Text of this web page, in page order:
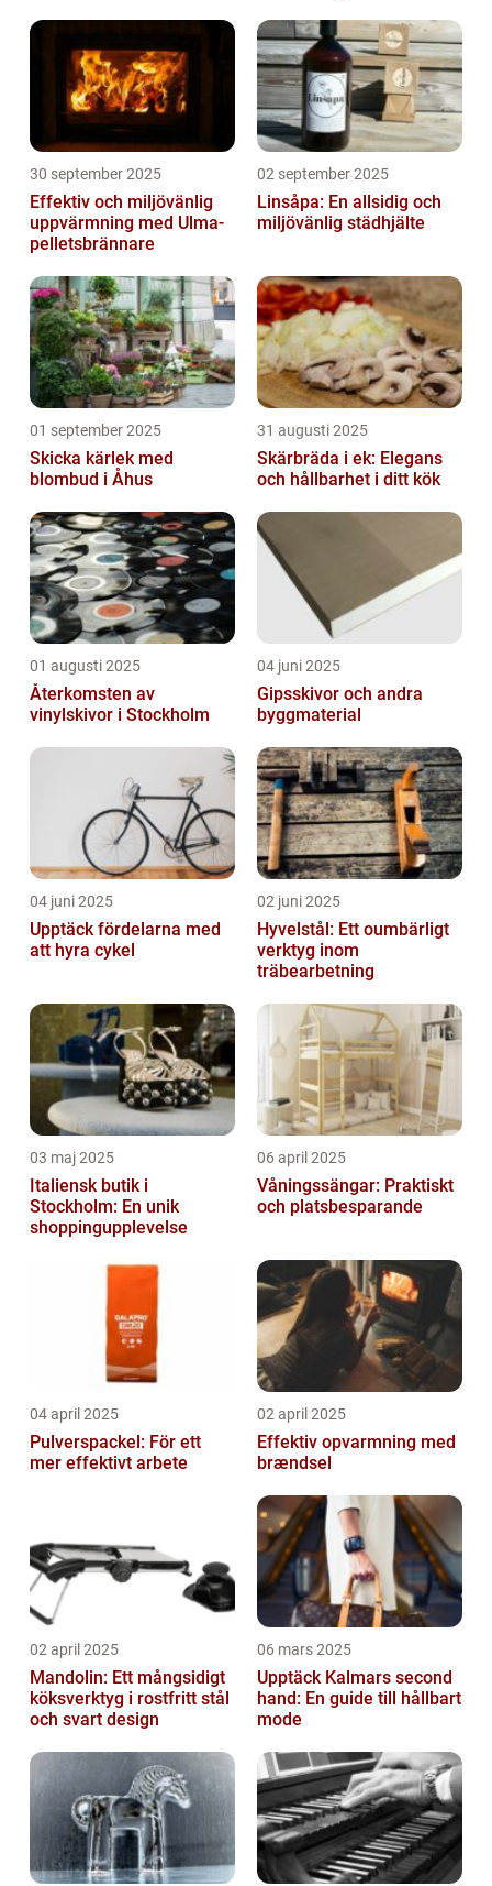
30 september 2025
Effektiv och miljövänlig
uppvärmning med Ulma-
pelletsbrännare
02 september 2025
Linsåpa: En allsidig och
miljövänlig städhjälte
01 september 2025
Skicka kärlek med
blombud i Åhus
31 augusti 2025
Skärbräda i ek: Elegans
och hållbarhet i ditt kök
01 augusti 2025
Återkomsten av
vinylskivor i Stockholm
04 juni 2025
Gipsskivor och andra
byggmaterial
04 juni 2025
Upptäck fördelarna med
att hyra cykel
02 juni 2025
Hyvelstål: Ett oumbärligt
verktyg inom
träbearbetning
03 maj 2025
Italiensk butik i
Stockholm: En unik
shoppingupplevelse
06 april 2025
Våningssängar: Praktiskt
och platsbesparande
04 april 2025
Pulverspackel: För ett
mer effektivt arbete
02 april 2025
Effektiv opvarmning med
brændsel
02 april 2025
Mandolin: Ett mångsidigt
köksverktyg i rostfritt stål
och svart design
06 mars 2025
Upptäck Kalmars second
hand: En guide till hållbart
mode